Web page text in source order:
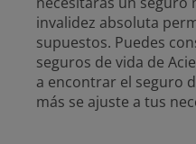
invalidez absoluta
supuestos. Puedes
seguros de vida de
a encontrar el seguro
más se ajuste a tus